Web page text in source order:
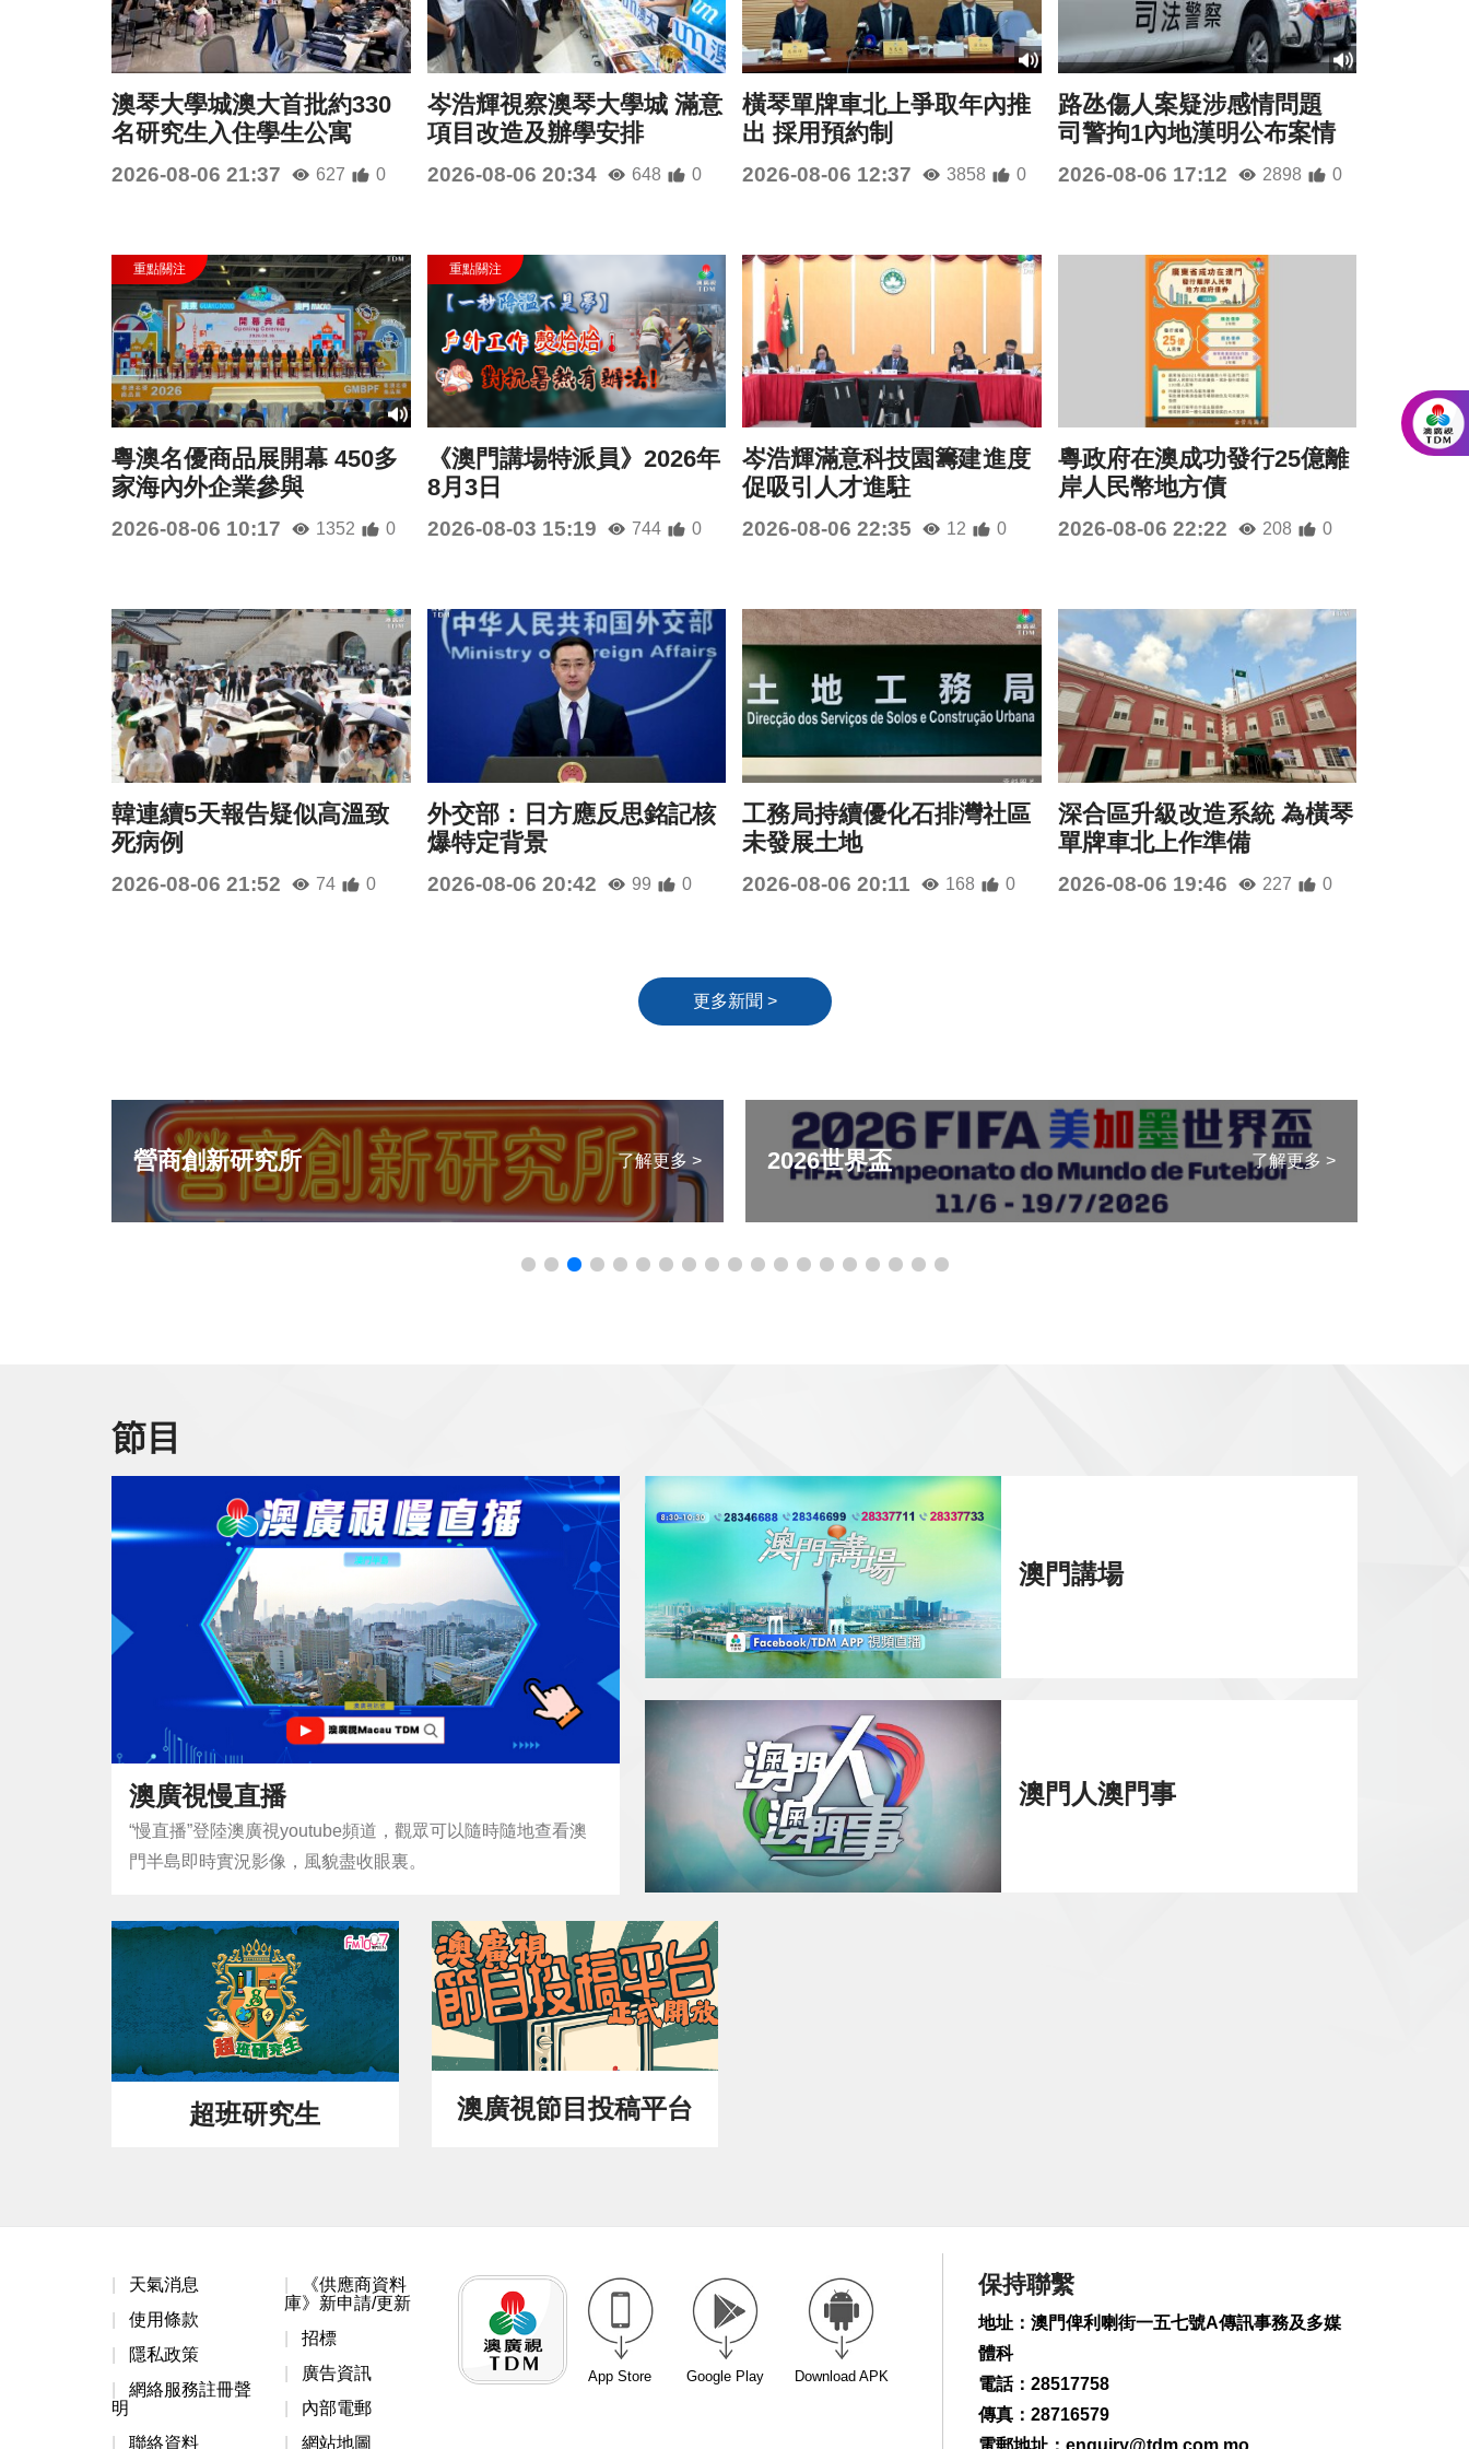
澳琴大學城澳大首批約330
名研究生入住學生公寓
2026-08-06 21:37 627 0
岑浩輝視察澳琴大學城 滿意
項目改造及辦學安排
2026-08-06 20:34 648 0
橫琴單牌車北上爭取年內推
出 採用預約制
2026-08-06 12:37 3858 0
路氹傷人案疑涉感情問題
司警拘1內地漢明公布案情
2026-08-06 17:12 2898 0
粵澳名優商品展開幕 450多
家海內外企業參與
2026-08-06 10:17 1352 0
《澳門講場特派員》2026年
8月3日
2026-08-03 15:19 744 0
岑浩輝滿意科技園籌建進度
促吸引人才進駐
2026-08-06 22:35 12 0
粵政府在澳成功發行25億離
岸人民幣地方債
2026-08-06 22:22 208 0
韓連續5天報告疑似高溫致
死病例
2026-08-06 21:52 74 0
外交部：日方應反思銘記核
爆特定背景
2026-08-06 20:42 99 0
工務局持續優化石排灣社區
未發展土地
2026-08-06 20:11 168 0
深合區升級改造系統 為橫琴
單牌車北上作準備
2026-08-06 19:46 227 0
更多新聞 >
營商創新研究所 了解更多 > 2026世界盃 了解更多 >
節目
澳廣視慢直播
“慢直播”登陸澳廣視youtube頻道，觀眾可以隨時隨地查看澳
門半島即時實況影像，風貌盡收眼裏。
澳門講場
澳門人澳門事
超班研究生 澳廣視節目投稿平台
天氣消息
使用條款
隱私政策
網絡服務註冊聲
明
聯絡資料
《供應商資料
庫》新申請/更新
招標
廣告資訊
內部電郵
網站地圖
App Store Google Play Download APK
保持聯繫
地址：澳門俾利喇街一五七號A傳訊事務及多媒
體科
電話：28517758
傳真：28716579